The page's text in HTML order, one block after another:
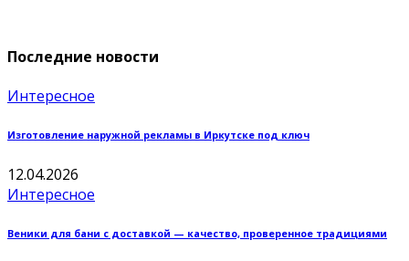
Последние новости
Интересное
Изготовление наружной рекламы в Иркутске под ключ
12.04.2026
Интересное
Веники для бани с доставкой — качество, проверенное традициями